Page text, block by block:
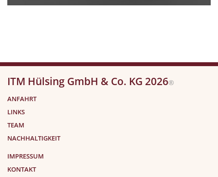
ITM Hülsing GmbH & Co. KG 2026®
ANFAHRT
LINKS
TEAM
NACHHALTIGKEIT
IMPRESSUM
KONTAKT